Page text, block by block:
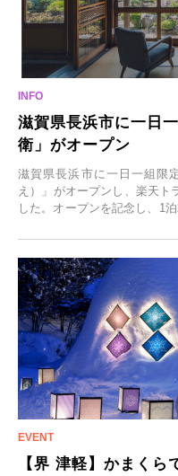
滋賀県長浜市に一日
衛」がオープン
滋賀県長浜市に一日一組限
え）」がオープンし、楽天ト
した。オープンを記念し、1
一組限定の宿だからこそ叶う
けます。
【界 津軽】かまくら